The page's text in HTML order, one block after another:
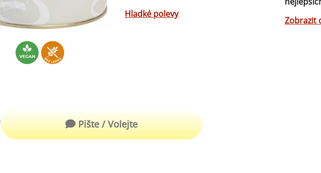
Arašídové ochucovací pasty
Kokosové ochucovací pasty
Mátové
výrobu kvalitní zmrzliny
Ochucovací sušené ingredience
Ovocné pyré - 100% rozmixované
zralé ovoce
Doplňkové ingredience
Hotové roztíratelné krémy
Hladké polevy
Zobrazit
Pište / Volejte